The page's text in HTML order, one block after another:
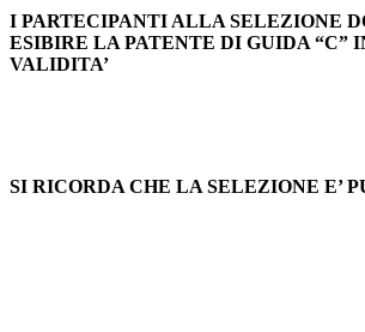
I PARTECIPANTI ALLA SELEZIONE
ESIBIRE LA PATENTE DI GUIDA “C”
VALIDITA’
SI RICORDA CHE LA SELEZIONE E’